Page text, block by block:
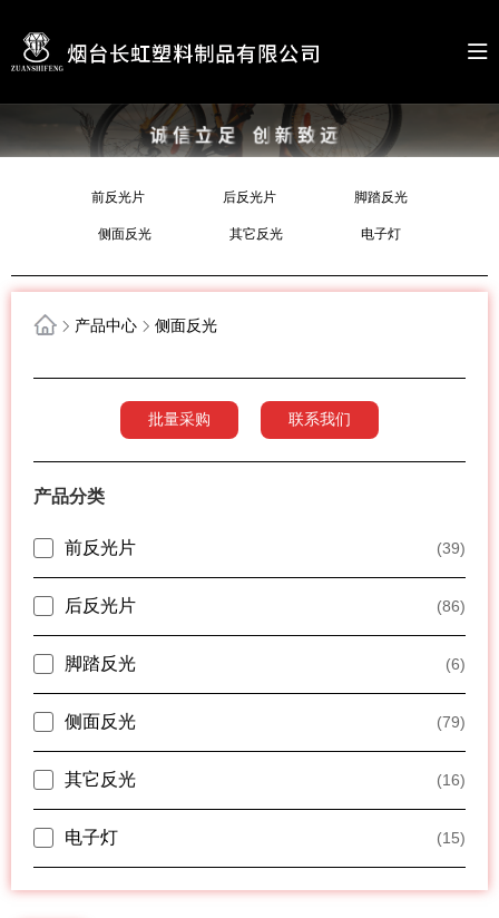
前反光片 后反光片 脚踏反光
侧面反光 其它反光 电子灯
产品中心 侧面反光
批量采购 联系我们
产品分类
前反光片 (39)
后反光片 (86)
脚踏反光 (6)
侧面反光 (79)
其它反光 (16)
电子灯 (15)